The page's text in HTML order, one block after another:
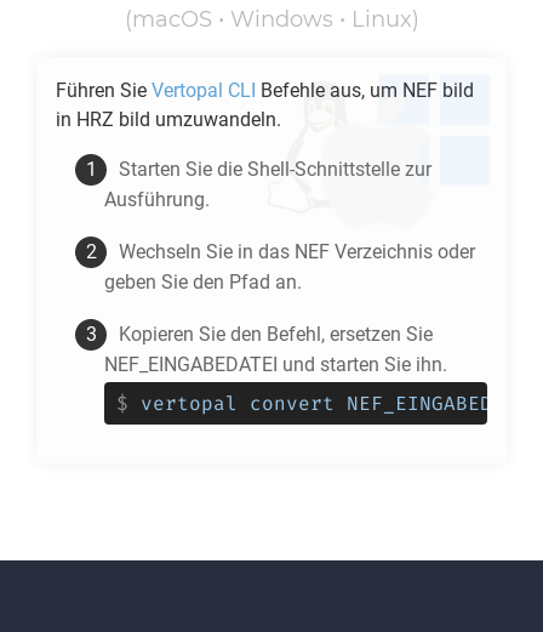
(macOS • Windows • Linux)
Führen Sie Vertopal CLI Befehle aus, um NEF bild
in HRZ bild umzuwandeln.
Starten Sie die Shell-Schnittstelle zur
Ausführung.
Wechseln Sie in das NEF Verzeichnis oder
geben Sie den Pfad an.
Kopieren Sie den Befehl, ersetzen Sie
NEF_EINGABEDATEI und starten Sie ihn.
$ vertopal convert